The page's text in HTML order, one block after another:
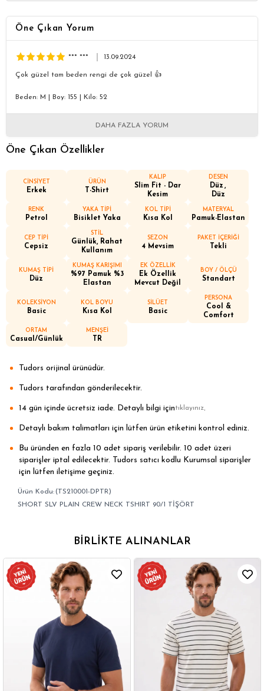
Öne Çıkan Yorum
*** *** 13.09.2024
Çok güzel tam beden rengi de çok güzel 👍
Beden: M Boy: 155 Kilo: 52
DAHA FAZLA YORUM
Öne Çıkan Özellikler
CİNSİYET
Erkek
ÜRÜN
T-Shirt
KALIP
Slim Fit - Dar
Kesim
DESEN
Düz
Düz
RENK
Petrol
YAKA TİPİ
Bisiklet Yaka
KOL TİPİ
Kısa Kol
MATERYAL
Pamuk-Elastan
CEP TİPİ
Cepsiz
STİL
Günlük, Rahat
Kullanım
SEZON
4 Mevsim
PAKET İÇERİĞİ
Tekli
KUMAŞ TİPİ
Düz
KUMAŞ KARIŞIMI
%97 Pamuk %3
Elastan
EK ÖZELLİK
Ek Özellik
Mevcut Değil
BOY / ÖLÇÜ
Standart
KOLEKSİYON
Basic
KOL BOYU
Kısa Kol
SİLÜET
Basic
PERSONA
Cool &
Comfort
ORTAM
Casual/Günlük
MENŞEİ
TR
Tudors orijinal ürünüdür.
Tudors tarafından gönderilecektir.
14 gün içinde ücretsiz iade. Detaylı bilgi içintıklayınız.
Detaylı bakım talimatları için lütfen ürün etiketini kontrol ediniz.
Bu üründen en fazla 10 adet sipariş verilebilir. 10 adet üzeri
siparişler iptal edilecektir. Tudors satıcı kodlu Kurumsal siparişler
için lütfen iletişime geçiniz.
(TS210001-DPTR)
SHORT SLV PLAIN CREW NECK TSHIRT 90/1 TİŞÖRT
BIRLIKTE ALINANLAR